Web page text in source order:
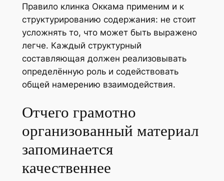
Правило клинка Оккама применим и к
структурированию содержания: не стоит
усложнять то, что может быть выражено
легче. Каждый структурный
составляющая должен реализовывать
определённую роль и содействовать
общей намерению взаимодействия.
Отчего грамотно
организованный материал
запоминается
качественнее